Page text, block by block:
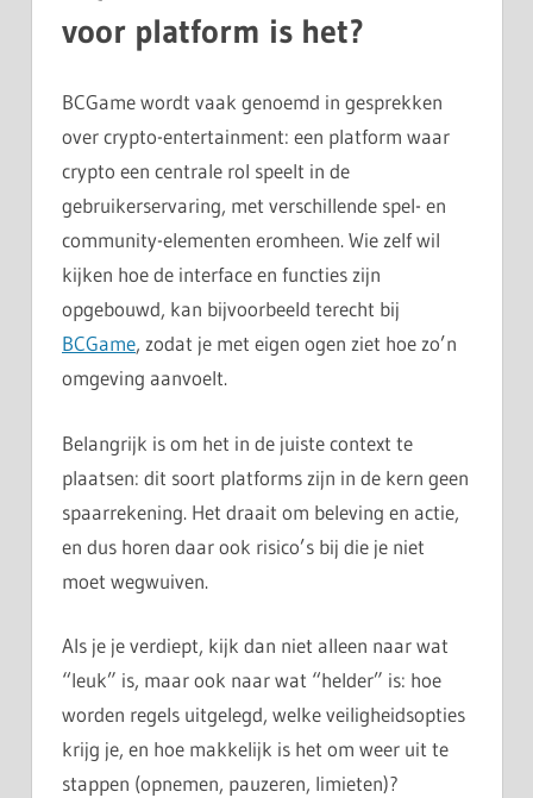
voor platform is het?
BCGame wordt vaak genoemd in gesprekken
over crypto-entertainment: een platform waar
crypto een centrale rol speelt in de
gebruikerservaring, met verschillende spel- en
community-elementen eromheen. Wie zelf wil
kijken hoe de interface en functies zijn
opgebouwd, kan bijvoorbeeld terecht bij
BCGame, zodat je met eigen ogen ziet hoe zo’n
omgeving aanvoelt.
Belangrijk is om het in de juiste context te
plaatsen: dit soort platforms zijn in de kern geen
spaarrekening. Het draait om beleving en actie,
en dus horen daar ook risico’s bij die je niet
moet wegwuiven.
Als je je verdiept, kijk dan niet alleen naar wat
“leuk” is, maar ook naar wat “helder” is: hoe
worden regels uitgelegd, welke veiligheidsopties
krijg je, en hoe makkelijk is het om weer uit te
stappen (opnemen, pauzeren, limieten)?